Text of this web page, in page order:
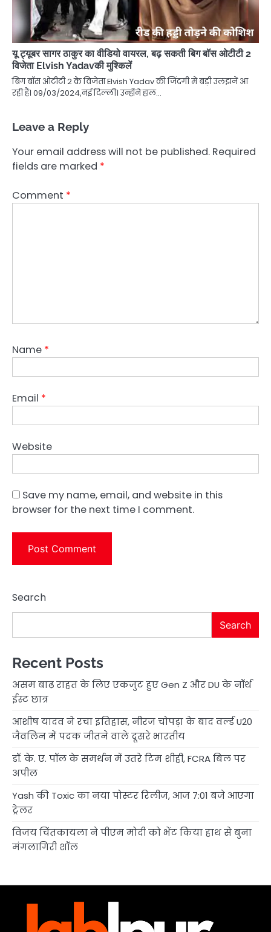
यू ट्यूबर सागर ठाकुर का वीडियो वायरल, बढ़ सकती बिग बॉस ओटीटी 2
विजेता Elvish Yadavकी मुश्किलें
बिग बॉस ओटीटी 2 के विजेता Elvish Yadav की जिंदगी में बड़ी उलझनें आ
रही हैं। 09/03/2024,नई दिल्ली। उन्होंने हाल…
Leave a Reply
Your email address will not be published. Required
fields are marked *
Comment *
Name *
Email *
Website
Save my name, email, and website in this
browser for the next time I comment.
Search
Search
Recent Posts
असम बाढ़ राहत के लिए एकजुट हुए Gen Z और DU के नॉर्थ
ईस्ट छात्र
आशीष यादव ने रचा इतिहास, नीरज चोपड़ा के बाद वर्ल्ड U20
जैवलिन में पदक जीतने वाले दूसरे भारतीय
डॉ. के. ए. पॉल के समर्थन में उतरे टिम शीही, FCRA बिल पर
अपील
Yash की Toxic का नया पोस्टर रिलीज, आज 7:01 बजे आएगा
ट्रेलर
विजय चिंतकायला ने पीएम मोदी को भेंट किया हाथ से बुना
मंगलागिरी शॉल